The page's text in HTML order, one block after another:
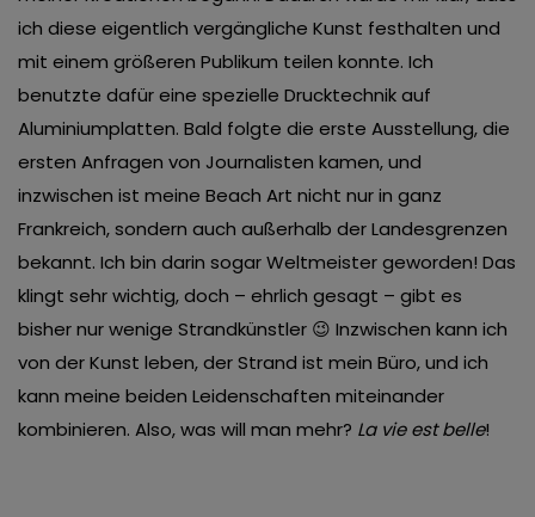
ich diese eigentlich vergängliche Kunst festhalten und
mit einem größeren Publikum teilen konnte. Ich
benutzte dafür eine spezielle Drucktechnik auf
Aluminiumplatten. Bald folgte die erste Ausstellung, die
ersten Anfragen von Journalisten kamen, und
inzwischen ist meine Beach Art nicht nur in ganz
Frankreich, sondern auch außerhalb der Landesgrenzen
bekannt. Ich bin darin sogar Weltmeister geworden! Das
klingt sehr wichtig, doch – ehrlich gesagt – gibt es
bisher nur wenige Strandkünstler 😉 Inzwischen kann ich
von der Kunst leben, der Strand ist mein Büro, und ich
kann meine beiden Leidenschaften miteinander
kombinieren. Also, was will man mehr? La vie est belle!